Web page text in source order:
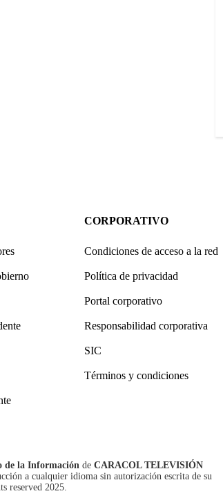
CORPORATIVO
Condiciones de acceso a la red
Política de privacidad
Portal corporativo
Responsabilidad corporativa
SIC
Términos y condiciones
de la Información de CARACOL TELEVISIÓN
a cualquier idioma sin autorización escrita de su
reserved 2025.